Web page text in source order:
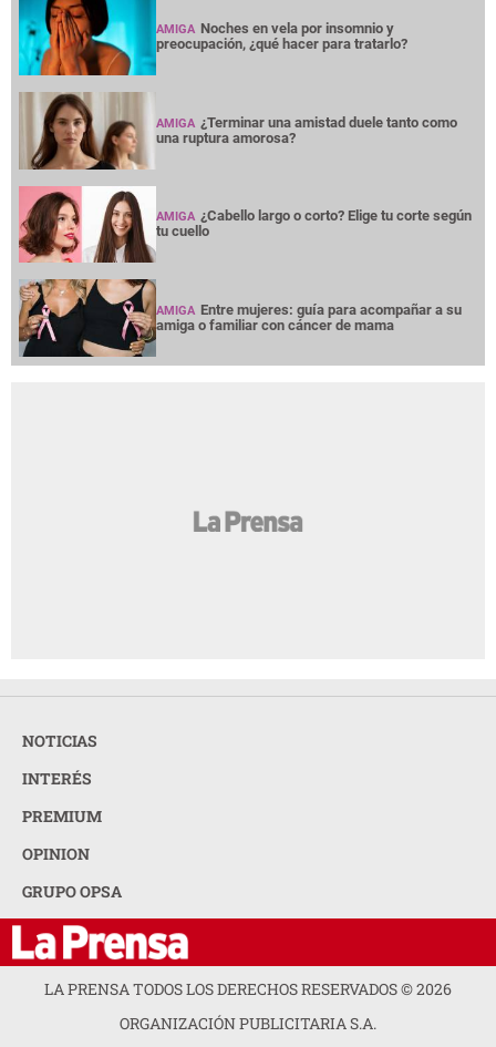
AMIGA Noches en vela por insomnio y
preocupación, ¿qué hacer para tratarlo?
AMIGA ¿Terminar una amistad duele tanto como
una ruptura amorosa?
AMIGA ¿Cabello largo o corto? Elige tu corte según
tu cuello
AMIGA Entre mujeres: guía para acompañar a su
amiga o familiar con cáncer de mama
NOTICIAS
INTERÉS
PREMIUM
OPINION
GRUPO OPSA
LA PRENSA TODOS LOS DERECHOS RESERVADOS ©2026
ORGANIZACIÓN PUBLICITARIA S.A.